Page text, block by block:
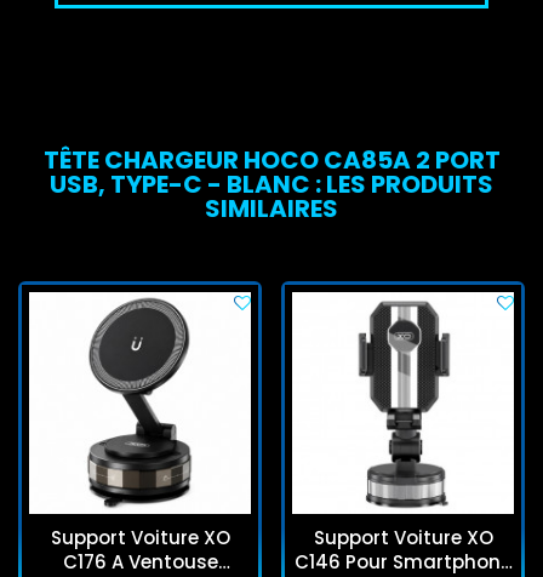
TÊTE CHARGEUR HOCO CA85A 2 PORT
USB, TYPE-C - BLANC : LES PRODUITS
SIMILAIRES
Support Voiture XO
C176 A Ventouse
Support Voiture XO
C146 Pour Smartphone